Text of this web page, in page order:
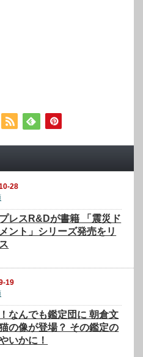
28
レスR&Dが書籍 「震災ド
ント」シリーズ発売をリ
19
なんでも鑑定団に 朝倉文
の像が登場？ その鑑定の
いかに！